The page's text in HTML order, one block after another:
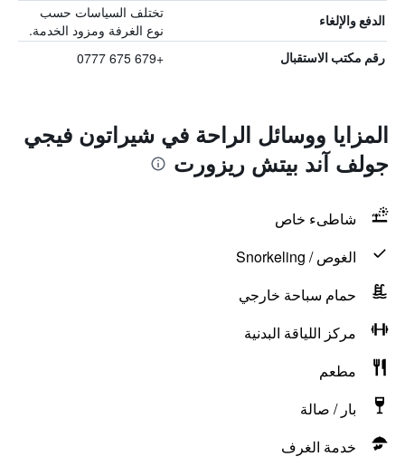
الدفع والإلغاء
تختلف السياسات حسب
نوع الغرفة ومزود الخدمة.
رقم مكتب الاستقبال +679 675 0777
المزايا ووسائل الراحة في شيراتون فيجي
جولف آند بيتش ريزورت
شاطىء خاص
الغوص / Snorkeling
حمام سباحة خارجي
مركز اللياقة البدنية
مطعم
بار / صالة
خدمة الغرف